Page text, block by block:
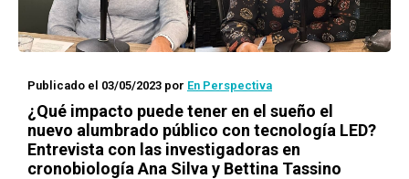
Publicado el 03/05/2023 por En Perspectiva
¿Qué impacto puede tener en el sueño el
nuevo alumbrado público con tecnología LED?
Entrevista con las investigadoras en
cronobiología Ana Silva y Bettina Tassino